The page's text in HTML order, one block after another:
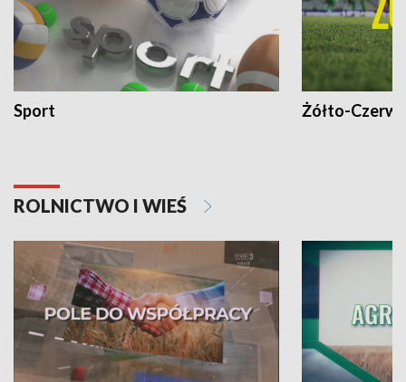
Sport Żółto-
ROLNICTWO I WIEŚ